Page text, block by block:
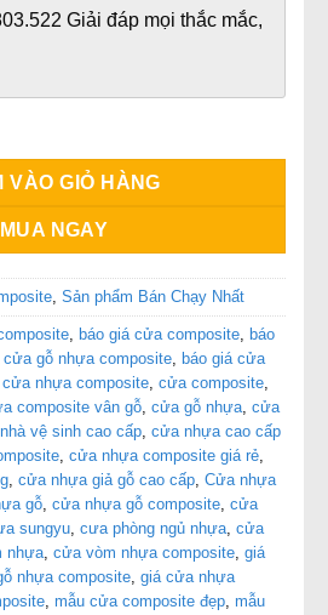
Giải đáp mọi thắc mắc,
mới nhất 2023 số lượng
VÀO GIỎ HÀNG
MUA NGAY
, Sản phẩm Bán Chạy Nhất
, báo giá cửa composite, báo
cửa gỗ nhựa composite, báo giá cửa
nhựa composite, cửa composite,
composite vân gỗ, cửa gỗ nhựa, cửa
vệ sinh cao cấp, cửa nhựa cao cấp
, cửa nhựa composite giá rẻ,
, cửa nhựa giả gỗ cao cấp, Cửa nhựa
gỗ, cửa nhựa gỗ composite, cửa
sungyu, cưa phòng ngủ nhựa, cửa
nhựa, cửa vòm nhựa composite, giá
nhựa composite, giá cửa nhựa
, mẫu cửa composite đẹp, mẫu